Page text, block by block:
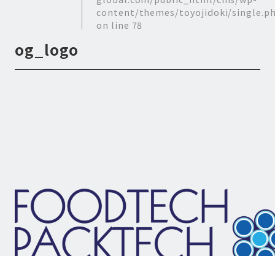
content/themes/toyojidoki/
on line 78
og_logo